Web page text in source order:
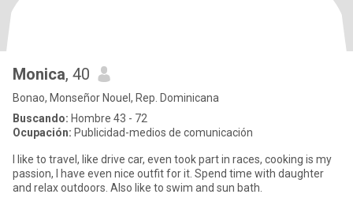
Monica, 40
Bonao, Monseñor Nouel, Rep. Dominicana
Buscando: Hombre 43 - 72
Ocupación: Publicidad-medios de comunicación
I like to travel, like drive car, even took part in races, cooking is my
passion, I have even nice outfit for it. Spend time with daughter
and relax outdoors. Also like to swim and sun bath.